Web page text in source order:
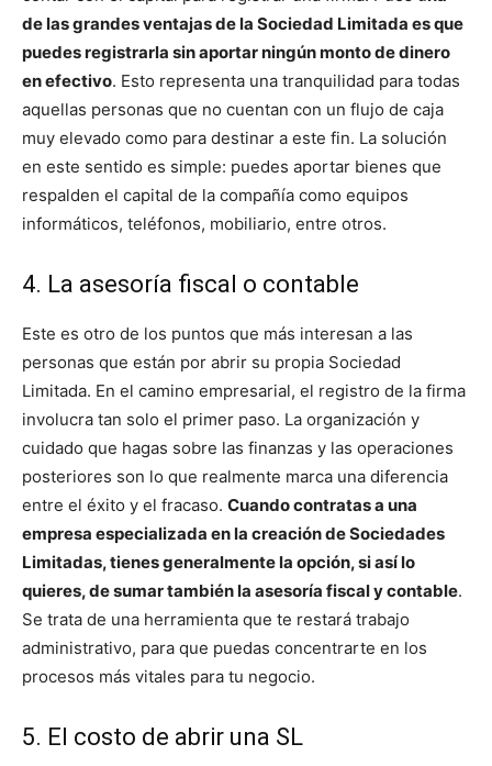
de las grandes ventajas de la Sociedad Limitada es que
puedes registrarla sin aportar ningún monto de dinero
en efectivo. Esto representa una tranquilidad para todas
aquellas personas que no cuentan con un flujo de caja
muy elevado como para destinar a este fin. La solución
en este sentido es simple: puedes aportar bienes que
respalden el capital de la compañía como equipos
informáticos, teléfonos, mobiliario, entre otros.
4. La asesoría fiscal o contable
Este es otro de los puntos que más interesan a las
personas que están por abrir su propia Sociedad
Limitada. En el camino empresarial, el registro de la firma
involucra tan solo el primer paso. La organización y
cuidado que hagas sobre las finanzas y las operaciones
posteriores son lo que realmente marca una diferencia
entre el éxito y el fracaso. Cuando contratas a una
empresa especializada en la creación de Sociedades
Limitadas, tienes generalmente la opción, si así lo
quieres, de sumar también la asesoría fiscal y contable.
Se trata de una herramienta que te restará trabajo
administrativo, para que puedas concentrarte en los
procesos más vitales para tu negocio.
5. El costo de abrir una SL